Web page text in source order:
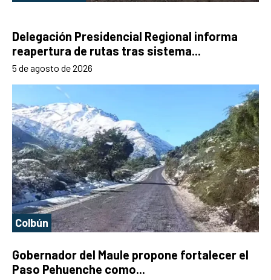
Delegación Presidencial Regional informa
reapertura de rutas tras sistema...
5 de agosto de 2026
Colbún
Gobernador del Maule propone fortalecer el
Paso Pehuenche como...